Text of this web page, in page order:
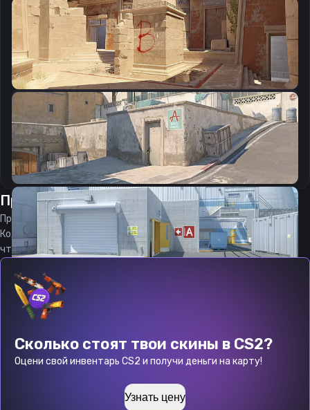
CSGO-3ZkVZ-TKBxe-Zhs8C-m2Cy7-b2D7K
Скопировать
ПрицелКаликсот 08.08.2026
Прицел Calyx является актуальным на
08.08.2026
Код прицела
CS 2 стараемся еженедельно обновлять,
чтобы вы могли играть с актуальными настройками игрока.
Сколько стоят твои скины в CS2?
Оцени свой инвентарь CS2 и получи деньги на карту!
Узнать цену